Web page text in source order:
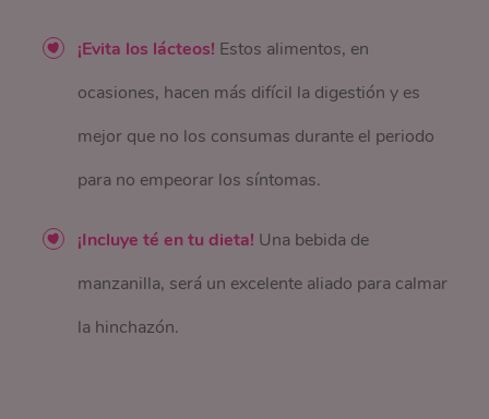
¡Evita los lácteos! Estos alimentos, en
ocasiones, hacen más difícil la digestión y es
mejor que no los consumas durante el periodo
para no empeorar los síntomas.
¡Incluye té en tu dieta! Una bebida de
manzanilla, será un excelente aliado para calmar
la hinchazón.